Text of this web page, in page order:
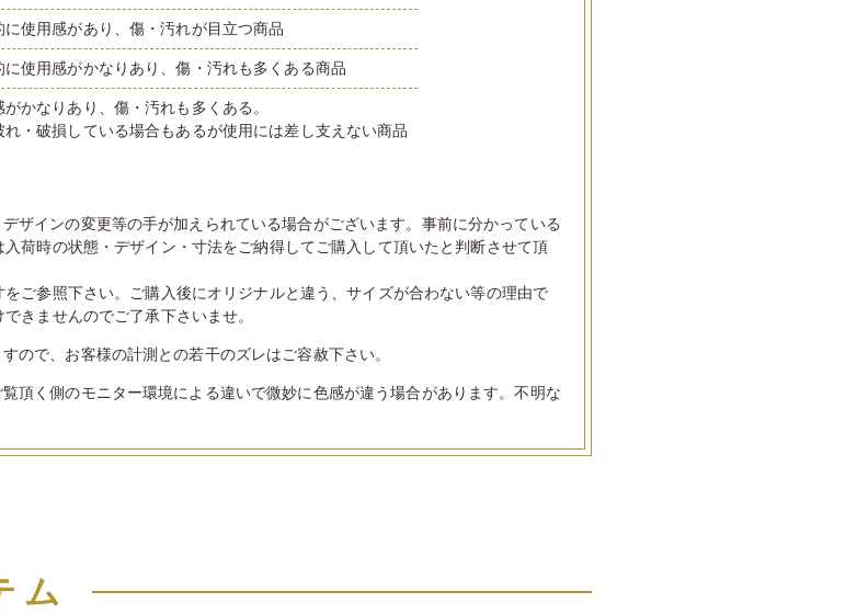
に使用感があり、傷・汚れが目立つ商品
に使用感がかなりあり、傷・汚れも多くある商品
がかなりあり、傷・汚れも多くある。
れ・破損している場合もあるが使用には差し支えない商品
ザインの変更等の手が加えられている場合がございます。事前に分かっている
荷時の状態・デザイン・寸法をご納得してご購入して頂いたと判断させて頂
ご参照下さい。ご購入後にオリジナルと違う、サイズが合わない等の理由で
きませんのでご了承下さいませ。
ので、お客様の計測との若干のズレはご容赦下さい。
頂く側のモニター環境による違いで微妙に色感が違う場合があります。不明な
ム